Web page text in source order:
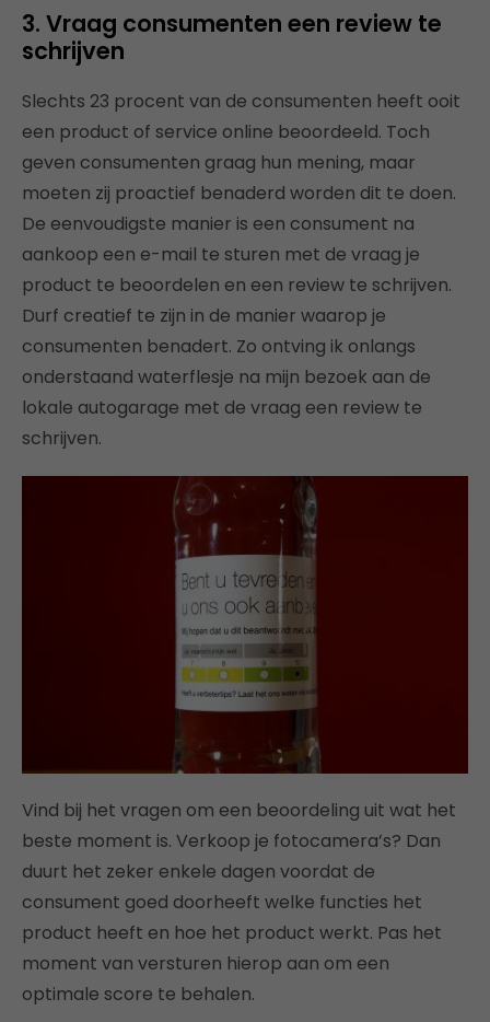
3. Vraag consumenten een review te
schrijven
Slechts 23 procent van de consumenten heeft ooit
een product of service online beoordeeld. Toch
geven consumenten graag hun mening, maar
moeten zij proactief benaderd worden dit te doen.
De eenvoudigste manier is een consument na
aankoop een e-mail te sturen met de vraag je
product te beoordelen en een review te schrijven.
Durf creatief te zijn in de manier waarop je
consumenten benadert. Zo ontving ik onlangs
onderstaand waterflesje na mijn bezoek aan de
lokale autogarage met de vraag een review te
schrijven.
Vind bij het vragen om een beoordeling uit wat het
beste moment is. Verkoop je fotocamera’s? Dan
duurt het zeker enkele dagen voordat de
consument goed doorheeft welke functies het
product heeft en hoe het product werkt. Pas het
moment van versturen hierop aan om een
optimale score te behalen.